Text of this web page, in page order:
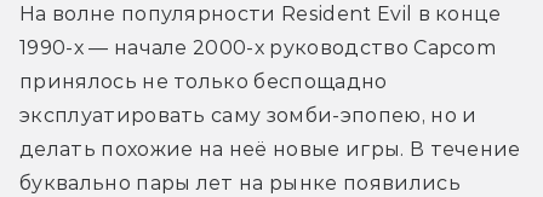
На волне популярности Resident Evil в конце
1990-х — начале 2000-х руководство Capcom
принялось не только беспощадно
эксплуатировать саму зомби-эпопею, но и
делать похожие на неё новые игры. В течение
буквально пары лет на рынке появились